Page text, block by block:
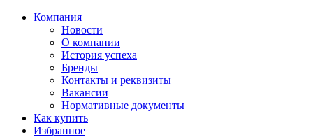
Компания
Новости
О компании
История успеха
Бренды
Контакты и реквизиты
Вакансии
Нормативные документы
Как купить
Избранное